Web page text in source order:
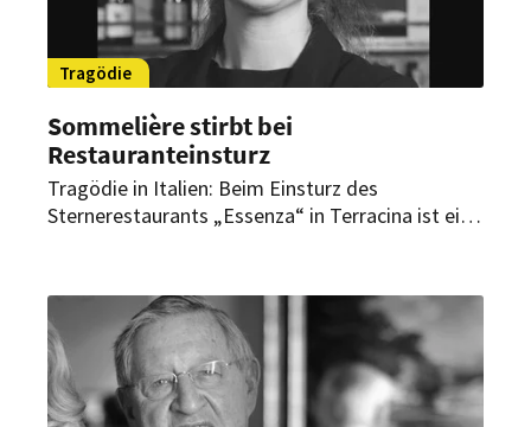
Tragödie
Sommelière stirbt bei
Restauranteinsturz
Tragödie in Italien: Beim Einsturz des
Sternerestaurants „Essenza“ in Terracina ist eine
dem Haus zu fliehen, wie italienische Medien
berichten.